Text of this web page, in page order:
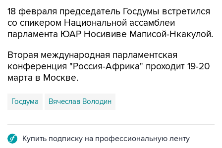
парламента ЮАР Носививе Маписой-Нкакулой.
Вторая международная парламентская
марта в Москве.
Госдума Вячеслав Володин
Подписаться на рассылку главных новостей сайта